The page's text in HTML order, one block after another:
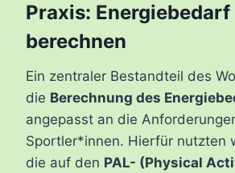
Praxis:
berechnen
Ein zentraler Bestandteil des
die Berechnung des
angepasst an die
Sportler*innen. Hierfür nutzten
die auf den PAL- (Physical